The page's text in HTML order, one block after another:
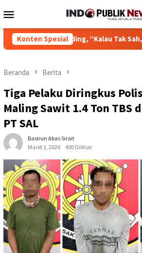
ke
Mobile
Konten Spesial
Standing, “Kalau Tak Sah, Mengapa
Beranda Berita
Tiga Pelaku Diringkus
Maling Sawit 1.4 Ton TBS
PT SAL
Basirun Abas Sirait
Maret 1, 2026
400 Dilihat